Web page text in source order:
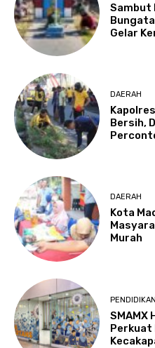
Sambut
Gelar
DAERAH
Bersih,
DAERAH
Kota
Murah
PENDIDIKAN
SMAMX
Perkuat